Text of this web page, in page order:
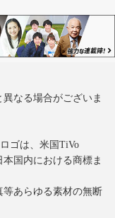
なる場合がございま
ゴは、米国TiVo
国内における商標ま
あらゆる素材の無断